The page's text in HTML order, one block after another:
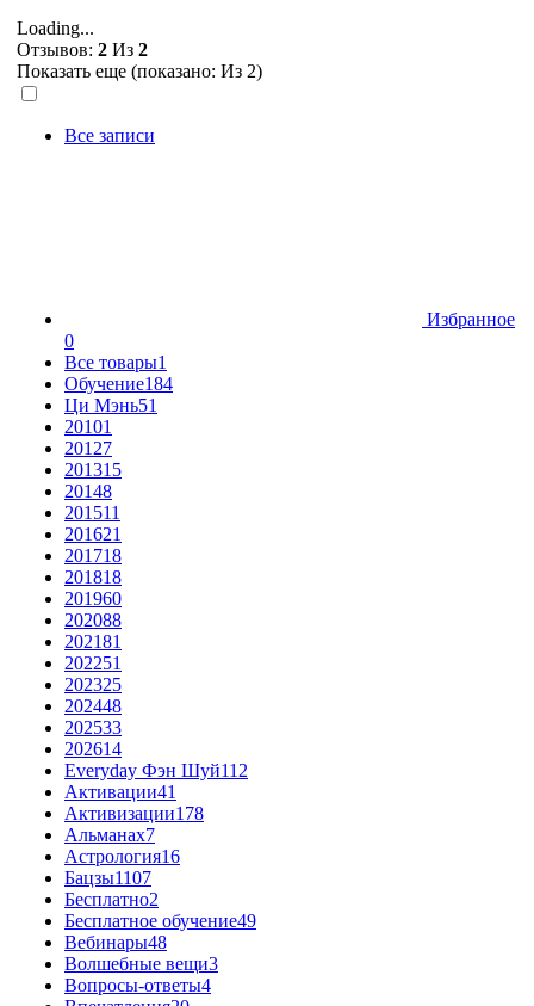
Loading...
Отзывов: 2 Из 2
Показать еще (показано: Из 2)
Все записи
Избранное
0
Все товары1
Обучение184
Ци Мэнь51
20101
20127
201315
20148
201511
201621
201718
201818
201960
202088
202181
202251
202325
202448
202533
202614
Everyday Фэн Шуй112
Активации41
Активизации178
Альманах7
Астрология16
Бацзы1107
Бесплатно2
Бесплатное обучение49
Вебинары48
Волшебные вещи3
Вопросы-ответы4